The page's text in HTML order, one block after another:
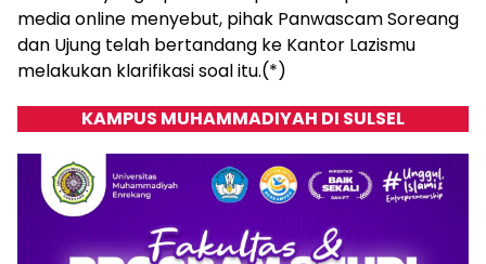
media online menyebut, pihak Panwascam Soreang
dan Ujung telah bertandang ke Kantor Lazismu
melakukan klarifikasi soal itu.(*)
KAMPUS MUHAMMADIYAH DI SULSEL